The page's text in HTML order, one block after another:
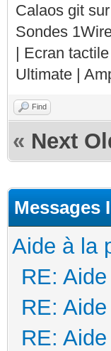
Calaos git
Sondes
| Ecran
Ultimate |
Find
« Next
Messages
Aide à la
RE:
RE:
RE: